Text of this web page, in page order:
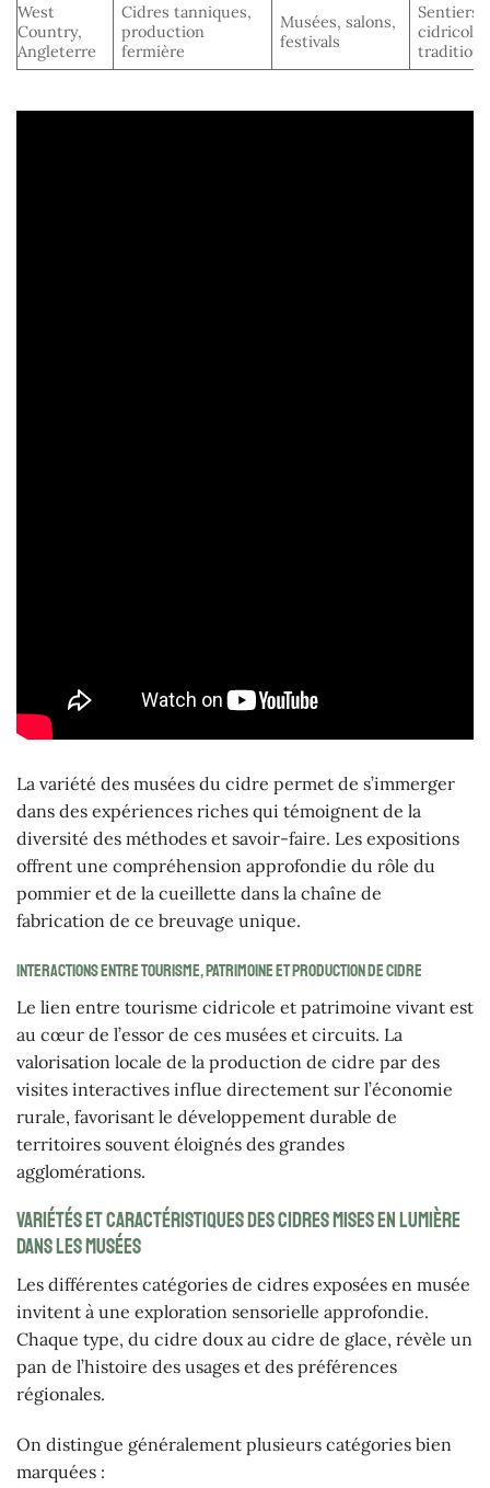
West
Country,
Angleterre
Cidres tanniques,
production
fermière
Musées, salons,
festivals
Sentiers
La variété des musées du cidre permet de s’immerger
dans des expériences riches qui témoignent de la
diversité des méthodes et savoir-faire. Les expositions
offrent une compréhension approfondie du rôle du
pommier et de la cueillette dans la chaîne de
fabrication de ce breuvage unique.
Interactions entre tourisme, patrimoine et production de cidre
Le lien entre tourisme cidricole et patrimoine vivant est
au cœur de l’essor de ces musées et circuits. La
valorisation locale de la production de cidre par des
visites interactives influe directement sur l’économie
rurale, favorisant le développement durable de
territoires souvent éloignés des grandes
agglomérations.
Variétés et caractéristiques des cidres mises en lumière
dans les musées
Les différentes catégories de cidres exposées en musée
invitent à une exploration sensorielle approfondie.
Chaque type, du cidre doux au cidre de glace, révèle un
pan de l’histoire des usages et des préférences
régionales.
On distingue généralement plusieurs catégories bien
marquées :